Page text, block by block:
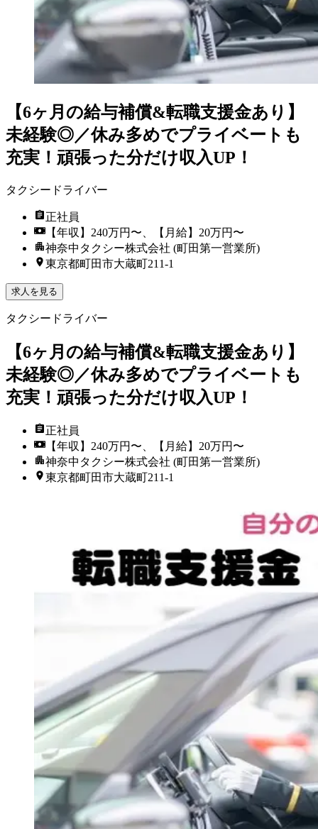
【6ヶ月の給与補償&転職支援金あり】
未経験◎／休み多めでプライベートも
充実！頑張った分だけ収入UP！
タクシードライバー
正社員
【年収】240万円〜、【月給】20万円〜
神奈中タクシー株式会社 (町田第一営業所)
東京都町田市大蔵町211-1
求人を見る
タクシードライバー
【6ヶ月の給与補償&転職支援金あり】
未経験◎／休み多めでプライベートも
充実！頑張った分だけ収入UP！
正社員
【年収】240万円〜、【月給】20万円〜
神奈中タクシー株式会社 (町田第一営業所)
東京都町田市大蔵町211-1